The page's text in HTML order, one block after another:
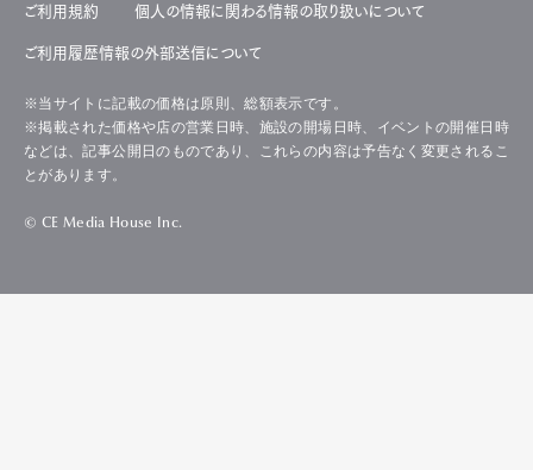
ご利用規約 個人の情報に関わる情報の取り扱いについて
ご利用履歴情報の外部送信について
※当サイトに記載の価格は原則、総額表示です。
※掲載された価格や店の営業日時、施設の開場日時、イベントの開催日時
などは、記事公開日のものであり、これらの内容は予告なく変更されるこ
とがあります。
© CE Media House Inc.